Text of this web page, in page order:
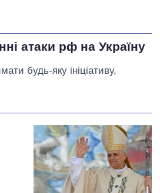
атаки рф на Україну
будь-яку ініціативу,